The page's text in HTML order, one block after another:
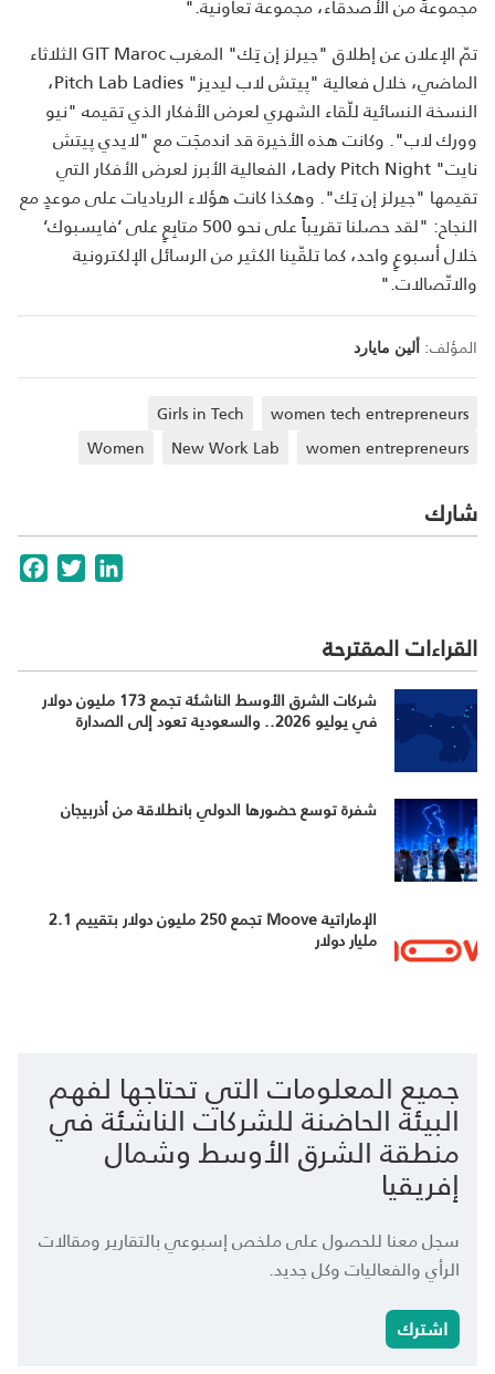
تمّ الإعلان عن إطلاق "جيرلز إن تِك" المغرب GIT Maroc الثلاثاء
الماضي، خلال فعالية "پيتش لاب ليديز" Pitch Lab Ladies،
النسخة النسائية للّقاء الشهري لعرض الأفكار الذي تقيمه "نيو
وورك لاب". وكانت هذه الأخيرة قد اندمجَت مع "لايدي پيتش
نايت" Lady Pitch Night، الفعالية الأبرز لعرض الأفكار التي
تقيمها "جيرلز إن تِك". وهكذا كانت هؤلاء الرياديات على موعدٍ مع
النجاح: "لقد حصلنا تقريباً على نحو 500 متابِعٍ على ‘فايسبوك‘
خلال أسبوعٍ واحد، كما تلقّينا الكثير من الرسائل الإلكترونية
والاتّصالات."
المؤلف: ألين مايارد
women tech entrepreneurs
Girls in Tech
women entrepreneurs
New Work Lab
Women
شارك
TwitterLinkedIn
القراءات المقترحة
شركات الشرق الأوسط الناشئة تجمع 173 مليون دولار
في يوليو 2026.. والسعودية تعود إلى الصدارة
شفرة توسع حضورها الدولي بانطلاقة من أذربيجان
الإماراتية Moove تجمع 250 مليون دولار بتقييم 2.1
مليار دولار
جميع المعلومات التي تحتاجها لفهم
البيئة الحاضنة للشركات الناشئة في
منطقة الشرق الأوسط وشمال
إفريقيا
سجل معنا للحصول على ملخص إسبوعي بالتقارير ومقالات
الرأي والفعاليات وكل جديد.
اشترك